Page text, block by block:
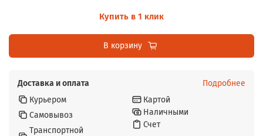
Купить в 1 клик
В корзину
Доставка и оплата
Подробнее
Курьером
Самовывоз
Транспортной
Картой
Наличными
Счет